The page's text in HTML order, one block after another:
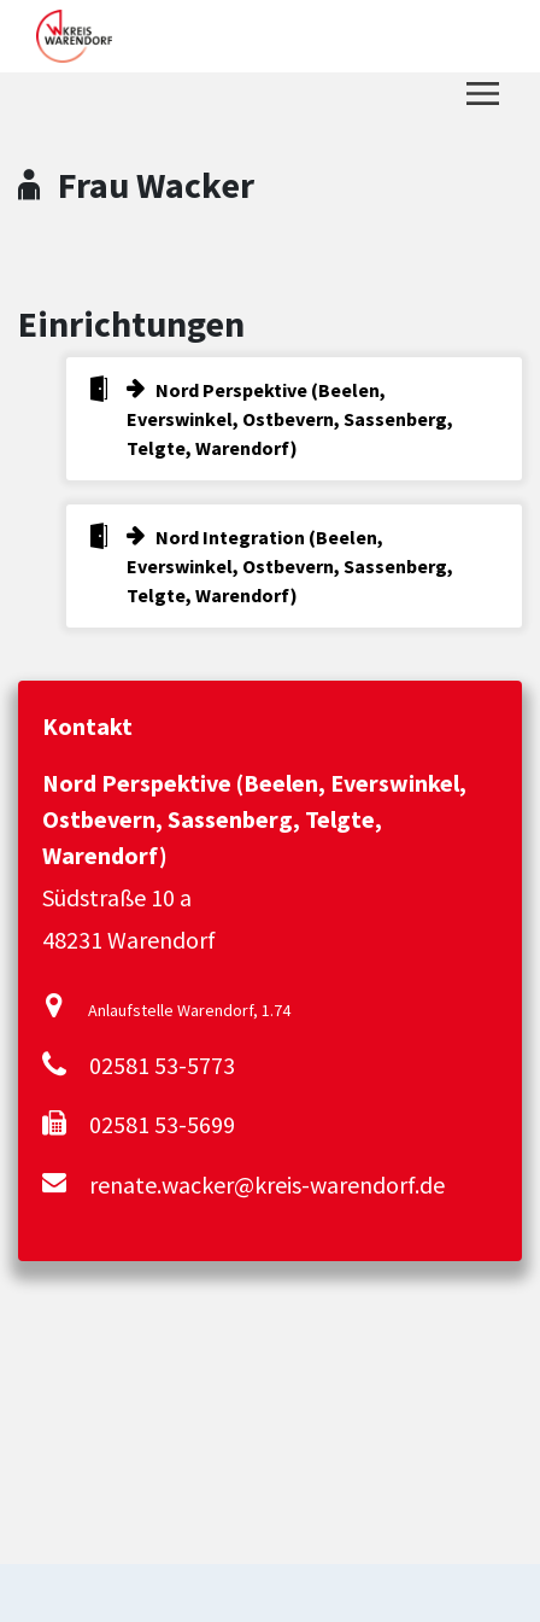
Zum Header
Zum Hauptinhalt
Zum Footer
Zum Hauptinhalt springen
Frau Wacker
Einrichtungen
Nord Perspektive (Beelen,
Everswinkel, Ostbevern, Sassenberg,
Telgte, Warendorf)
Nord Integration (Beelen,
Everswinkel, Ostbevern, Sassenberg,
Telgte, Warendorf)
Kontakt
Nord Perspektive (Beelen, Everswinkel,
Ostbevern, Sassenberg, Telgte,
Warendorf)
Südstraße 10 a
48231 Warendorf
Anlaufstelle Warendorf, 1.74
02581 53-5773
02581 53-5699
renate.wacker@kreis-warendorf.de